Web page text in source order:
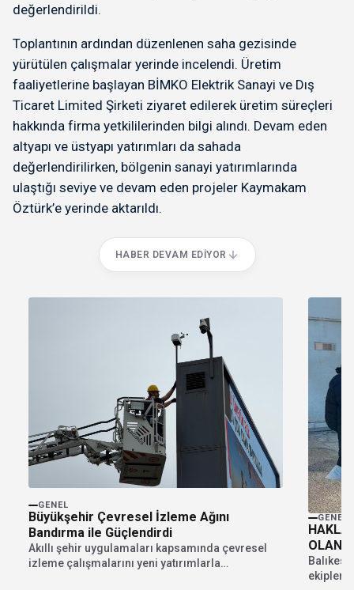
değerlendirildi.
Toplantının ardından düzenlenen saha gezisinde
yürütülen çalışmalar yerinde incelendi. Üretim
faaliyetlerine başlayan BİMKO Elektrik Sanayi ve Dış
Ticaret Limited Şirketi ziyaret edilerek üretim süreçleri
hakkında firma yetkililerinden bilgi alındı. Devam eden
altyapı ve üstyapı yatırımları da sahada
değerlendirilirken, bölgenin sanayi yatırımlarında
ulaştığı seviye ve devam eden projeler Kaymakam
Öztürk’e yerinde aktarıldı.
HABER DEVAM EDIYOR
GENEL
Büyükşehir Çevresel İzleme Ağını
Bandırma ile Güçlendirdi
Akıllı şehir uygulamaları kapsamında çevresel
izleme çalışmalarını yeni yatırımlarla
GENEL
OLAN
ekipleri